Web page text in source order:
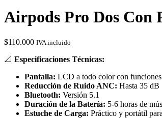
Airpods Pro Dos Con
$110.000 IVA incluido
📐 Especificaciones Técnicas:
Pantalla: LCD a todo color con
Reducción de Ruido ANC: Hasta 35 dB
Bluetooth: Versión 5.1
Duración de la Batería: 5-6 horas de
Estuche de Carga: Práctico y portátil